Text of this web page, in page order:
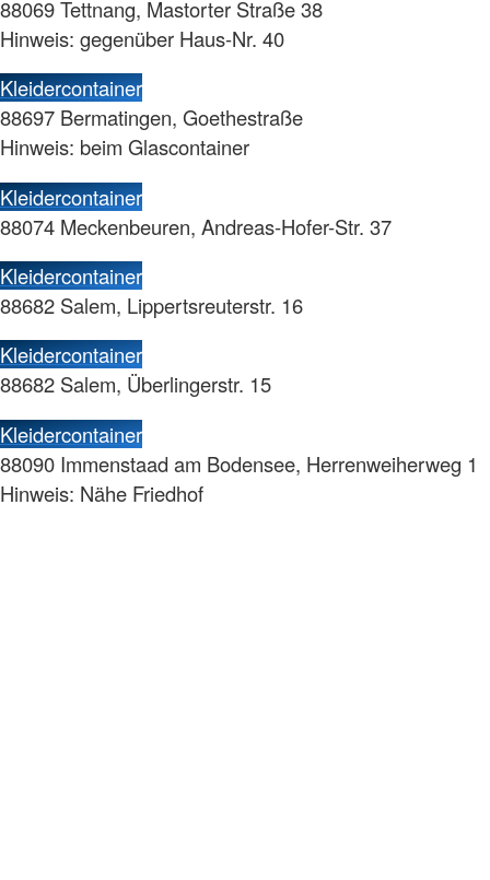
88069 Tettnang, Mastorter Straße 38
Hinweis: gegenüber Haus-Nr. 40
Kleidercontainer
88697 Bermatingen, Goethestraße
Hinweis: beim Glascontainer
Kleidercontainer
88074 Meckenbeuren, Andreas-Hofer-Str. 37
Kleidercontainer
88682 Salem, Lippertsreuterstr. 16
Kleidercontainer
88682 Salem, Überlingerstr. 15
Kleidercontainer
88090 Immenstaad am Bodensee, Herrenweiherweg 1
Hinweis: Nähe Friedhof